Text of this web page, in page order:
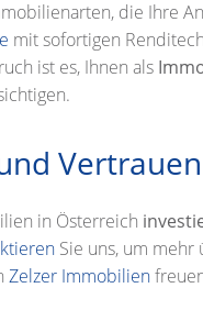
die Ihre
mit sofortigen
ist es, Ihnen als
Vertrauen
in Österreich
Sie uns, um
Zelzer Immobilien